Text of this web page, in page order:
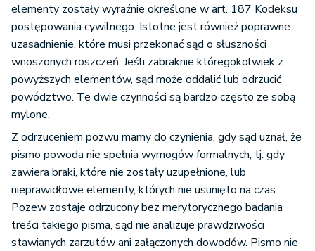
elementy zostały wyraźnie określone w art. 187 Kodeksu
postępowania cywilnego. Istotne jest również poprawne
uzasadnienie, które musi przekonać sąd o słuszności
wnoszonych roszczeń. Jeśli zabraknie któregokolwiek z
powyższych elementów, sąd może oddalić lub odrzucić
powództwo. Te dwie czynności są bardzo często ze sobą
mylone.
Z odrzuceniem pozwu mamy do czynienia, gdy sąd uznał, że
pismo powoda nie spełnia wymogów formalnych, tj. gdy
zawiera braki, które nie zostały uzupełnione, lub
nieprawidłowe elementy, których nie usunięto na czas.
Pozew zostaje odrzucony bez merytorycznego badania
treści takiego pisma, sąd nie analizuje prawdziwości
stawianych zarzutów ani załączonych dowodów. Pismo nie